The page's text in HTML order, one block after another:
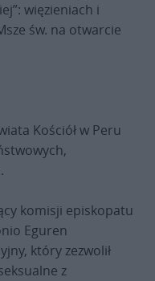
więzieniach i
św. na otwarcie
Kościół w Peru
komisji episkopatu
Eguren
który zezwolił
z